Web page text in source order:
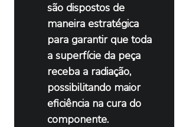
são dispostos de
maneira estratégica
para garantir que toda
a superfície da peça
receba a radiação,
possibilitando maior
eficiência na cura do
componente.